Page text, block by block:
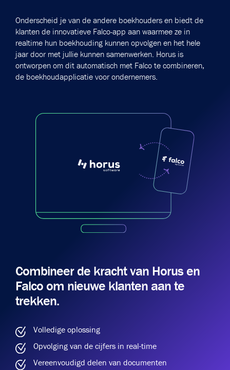
Onderscheid je van de andere boekhouders en biedt de
klanten de innovatieve Falco-app aan waarmee ze in
realtime hun boekhouding kunnen opvolgen en het hele
jaar door met jullie kunnen samenwerken. Horus is
ontworpen om dit automatisch met Falco te combineren,
de boekhoudapplicatie voor ondernemers.
Combineer de kracht van Horus en
Falco om nieuwe klanten aan te
trekken.
Volledige oplossing
Opvolging van de cijfers in real-time
Vereenvoudigd delen van documenten